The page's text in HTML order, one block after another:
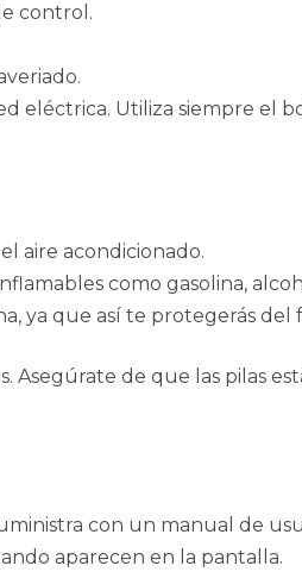
control.
eléctrica. Utiliza siempre el
aire acondicionado.
como gasolina,
ya que así te protegerás del
Asegúrate de que las pilas
con un manual de
aparecen en la pantalla.